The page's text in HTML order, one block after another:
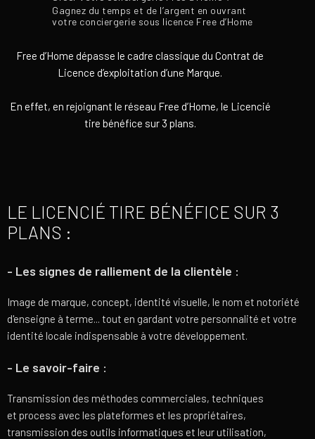
Gagnez du temps et de l’argent en ouvrant
votre conciergerie sous licence Free d’Home
Free d’Home dépasse le cadre classique du Contrat de
Licence d’exploitation d’une Marque.
En effet, en rejoignant le réseau Free d’Home, le Licencié
tire bénéfice sur 3 plans.
LE LICENCIÉ TIRE BÉNÉFICE SUR 3
PLANS :
- Les signes de ralliement de la clientèle :
Image de marque, concept, identité visuelle, le nom et notoriété
d'enseigne à terme... tout en gardant votre personnalité et votre
identité locale indispensable à votre développement.
- Le savoir-faire :
Transmission des méthodes commerciales, techniques
et process avec les plateformes et les propriétaires,
transmission des outils informatiques et leur utilisation,